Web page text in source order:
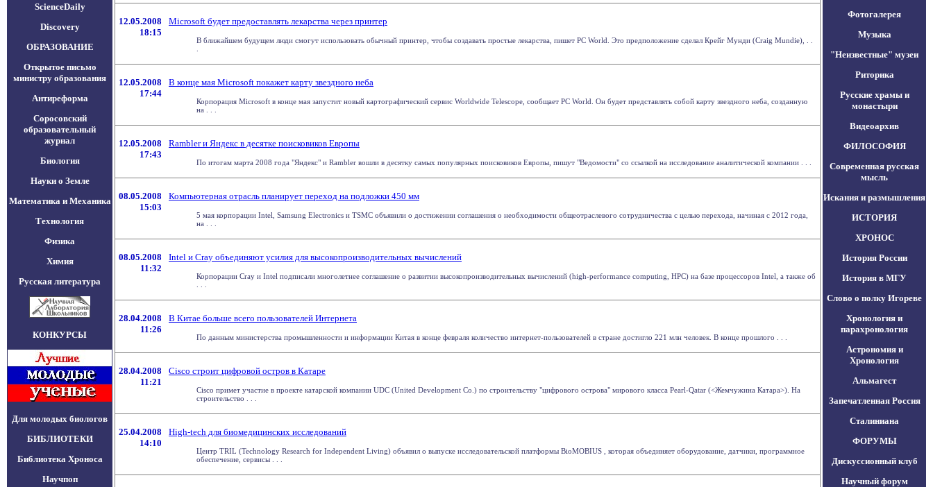
ScienceDaily
Discovery
ОБРАЗОВАНИЕ
Открытое письмо
министру образования
Антиреформа
Соросовский
образовательный
журнал
Биология
Науки о Земле
Математика и Механика
Технология
Физика
Химия
Русская литература
КОНКУРСЫ
Для молодых биологов
БИБЛИОТЕКИ
Библиотека Хроноса
Научпоп
12.05.2008
18:15
Microsoft будет предоставлять лекарства через принтер
В ближайшем будущем люди смогут использовать обычный принтер, чтобы создавать простые лекарства, пишет PC World. Это предположение сделал Крейг Мунди (Craig Mundie), . .
12.05.2008
17:44
В конце мая Microsoft покажет карту звездного неба
Корпорация Microsoft в конце мая запустит новый картографический сервис Worldwide Telescope, сообщает PC World. Он будет представлять собой карту звездного неба, созданную
на . . .
12.05.2008
17:43
Rambler и Яндекс в десятке поисковиков Европы
По итогам марта 2008 года "Яндекс" и Rambler вошли в десятку самых популярных поисковиков Европы, пишут "Ведомости" со ссылкой на исследование аналитической компании . . .
08.05.2008
15:03
Компьютерная отрасль планирует переход на подложки 450 мм
5 мая корпорации Intel, Samsung Electronics и TSMC объявили о достижении соглашения о необходимости общеотраслевого сотрудничества с целью перехода, начиная с 2012 года,
на . . .
08.05.2008
11:32
Intel и Cray объединяют усилия для высокопроизводительных вычислений
Корпорации Cray и Intel подписали многолетнее соглашение о развитии высокопроизводительных вычислений (high-performance computing, HPC) на базе процессоров Intel, а также об
28.04.2008
11:26
В Китае больше всего пользователей Интернета
По данным министерства промышленности и информации Китая в конце февраля количество интернет-пользователей в стране достигло 221 млн человек. В конце прошлого . . .
28.04.2008
11:21
Cisco строит цифровой остров в Катаре
Cisco примет участие в проекте катарской компании UDC (United Development Co.) по строительству "цифрового острова" мирового класса Pearl-Qatar (<Жемчужина Катара>). На
строительство . . .
25.04.2008
14:10
High-tech для биомедицинских исследований
Центр TRIL (Technology Research for Independent Living) объявил о выпуске исследовательской платформы BioMOBIUS , которая объединяет оборудование, датчики, программное
обеспечение, сервисы . . .
Фотогалерея
Музыка
"Неизвестные" музеи
Риторика
Русские храмы и
монастыри
Видеоархив
ФИЛОСОФИЯ
Современная русская
мысль
Искания и размышления
ИСТОРИЯ
ХРОНОС
История России
История в МГУ
Слово о полку Игореве
Хронология и
парахронология
Астрономия и
Хронология
Альмагест
Запечатленная Россия
Сталиниана
ФОРУМЫ
Дискуссионный клуб
Научный форум